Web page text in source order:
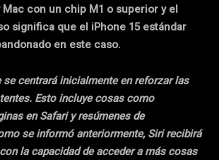
con un chip M1 o superior y el
significa que el iPhone 15 estándar
en este caso.
centrará inicialmente en reforzar las
Esto incluye cosas como
en Safari y resúmenes de
se informó anteriormente, Siri recibirá
la capacidad de acceder a más cosas